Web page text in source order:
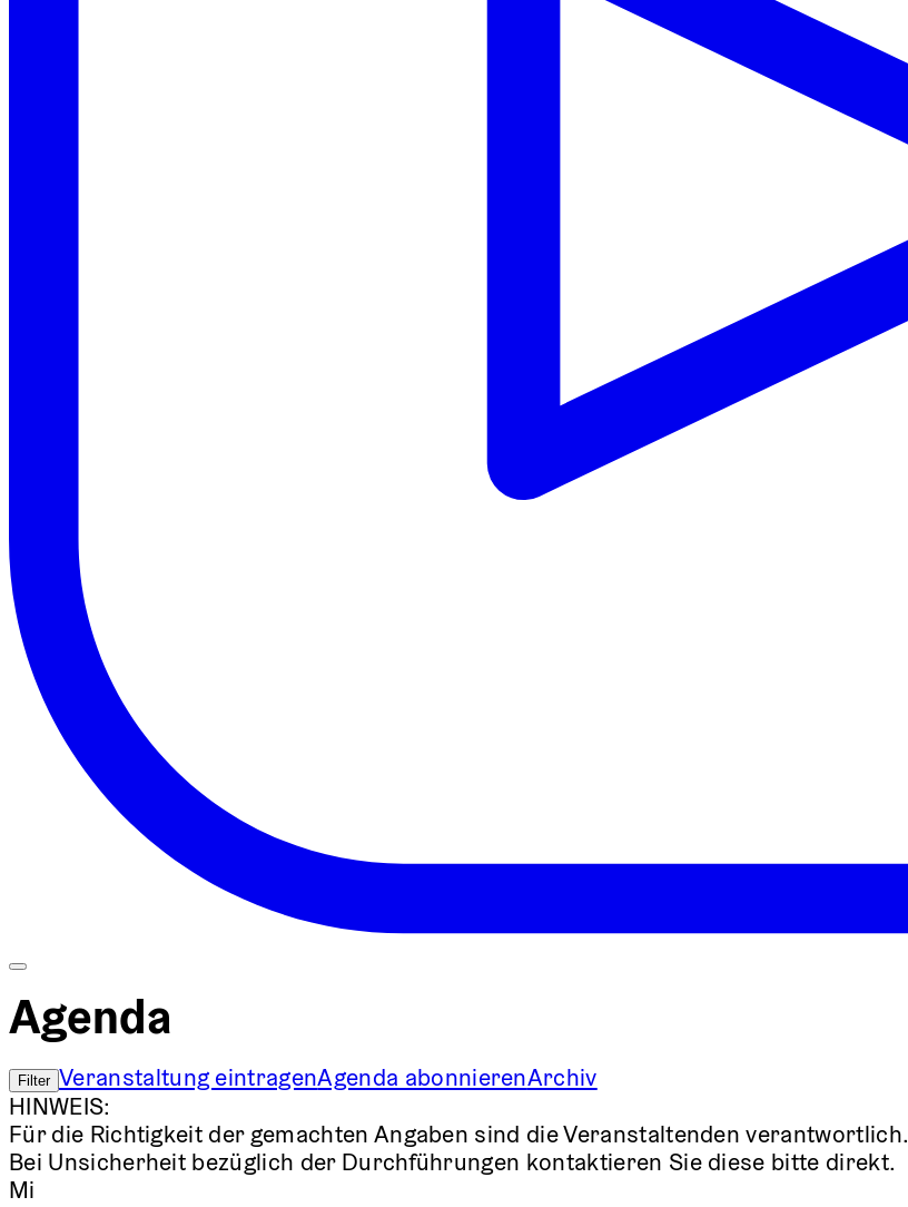
Agenda
Filter Veranstaltung eintragenAgenda abonnierenArchiv
HINWEIS:
Für die Richtigkeit der gemachten Angaben sind die Veranstaltenden verantwortlich.
Bei Unsicherheit bezüglich der Durchführungen kontaktieren Sie diese bitte direkt.
Mi